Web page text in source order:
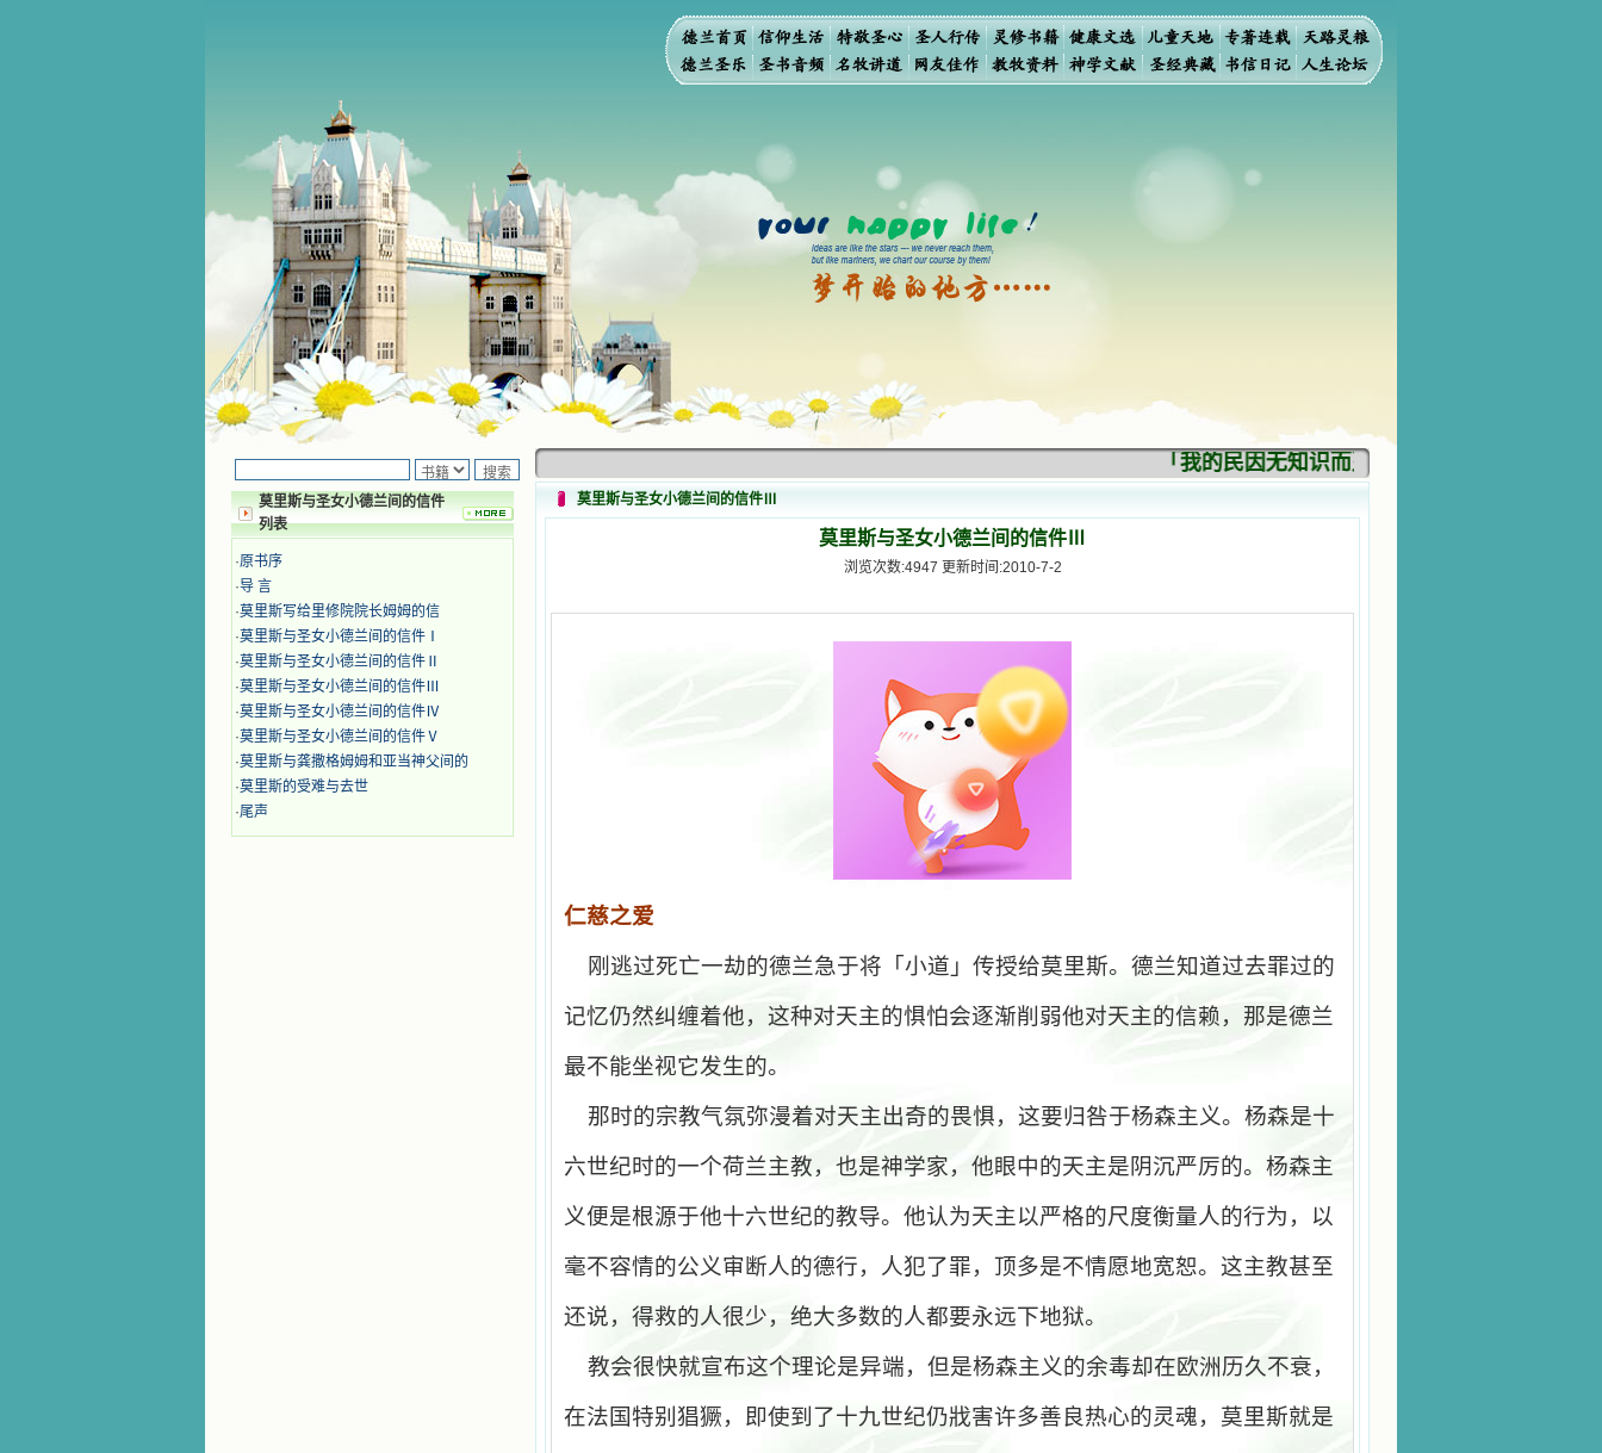
莫里斯与圣女小德兰间的信件
列表
·原书序
·导 言
·莫里斯写给里修院院长姆姆的信
·莫里斯与圣女小德兰间的信件Ⅰ
·莫里斯与圣女小德兰间的信件Ⅱ
·莫里斯与圣女小德兰间的信件Ⅲ
·莫里斯与圣女小德兰间的信件Ⅳ
·莫里斯与圣女小德兰间的信件Ⅴ
·莫里斯与龚撒格姆姆和亚当神父间的
·莫里斯的受难与去世
·尾声
「我的民因无知识而灭亡。你弃掉知识，我也必
莫里斯与圣女小德兰间的信件Ⅲ
莫里斯与圣女小德兰间的信件Ⅲ
浏览次数:4947 更新时间:2010-7-2
仁慈之爱
刚逃过死亡一劫的德兰急于将「小道」传授给莫里斯。德兰知道过去罪过的
记忆仍然纠缠着他，这种对天主的惧怕会逐渐削弱他对天主的信赖，那是德兰
最不能坐视它发生的。
那时的宗教气氛弥漫着对天主出奇的畏惧，这要归咎于杨森主义。杨森是十
六世纪时的一个荷兰主教，也是神学家，他眼中的天主是阴沉严厉的。杨森主
义便是根源于他十六世纪的教导。他认为天主以严格的尺度衡量人的行为，以
毫不容情的公义审断人的德行，人犯了罪，顶多是不情愿地宽恕。这主教甚至
还说，得救的人很少，绝大多数的人都要永远下地狱。
教会很快就宣布这个理论是异端，但是杨森主义的余毒却在欧洲历久不衰，
在法国特别猖獗，即使到了十九世纪仍戕害许多善良热心的灵魂，莫里斯就是